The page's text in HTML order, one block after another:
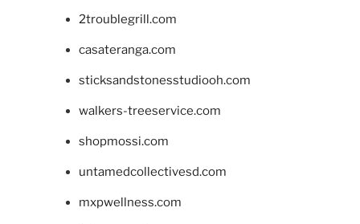
2troublegrill.com
casateranga.com
sticksandstonesstudiooh.com
walkers-treeservice.com
shopmossi.com
untamedcollectivesd.com
mxpwellness.com